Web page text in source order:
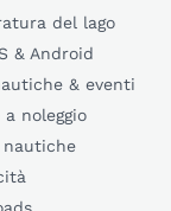
del lago
& Android
& eventi
a noleggio
nautiche